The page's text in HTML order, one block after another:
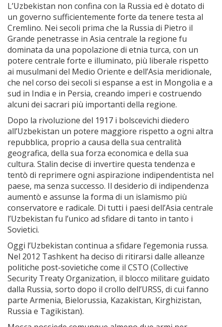
L’Uzbekistan non confina con la Russia ed è dotato di
un governo sufficientemente forte da tenere testa al
Cremlino. Nei secoli prima che la Russia di Pietro il
Grande penetrasse in Asia centrale la regione fu
dominata da una popolazione di etnia turca, con un
potere centrale forte e illuminato, più liberale rispetto
ai musulmani del Medio Oriente e dell’Asia meridionale,
che nel corso dei secoli si espanse a est in Mongolia e a
sud in India e in Persia, creando imperi e costruendo
alcuni dei sacrari più importanti della regione.
Dopo la rivoluzione del 1917 i bolscevichi diedero
all’Uzbekistan un potere maggiore rispetto a ogni altra
repubblica, proprio a causa della sua centralità
geografica, della sua forza economica e della sua
cultura. Stalin decise di invertire questa tendenza e
tentò di reprimere ogni aspirazione indipendentista nel
paese, ma senza successo. Il desiderio di indipendenza
aumentò e assunse la forma di un islamismo più
conservatore e radicale. Di tutti i paesi dell’Asia centrale
l’Uzbekistan fu l’unico ad sfidare di tanto in tanto i
Sovietici.
Oggi l’Uzbekistan continua a sfidare l’egemonia russa.
Nel 2012 Tashkent ha deciso di ritirarsi dalle alleanze
politiche post-sovietiche come il CSTO (Collective
Security Treaty Organization, il blocco militare guidato
dalla Russia, sorto dopo il crollo dell’URSS, di cui fanno
parte Armenia, Bielorussia, Kazakistan, Kirghizistan,
Russia e Tagikistan).